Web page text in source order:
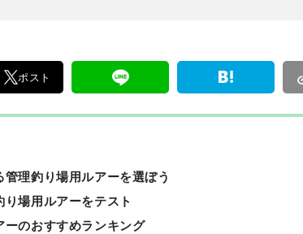
藤剛敏を中心に、11名以上の編集体制で日々
事制作を行っています。
ポスト
理釣り場用ルアーを選ぼう
場用ルアーをテスト
ーのおすすめランキング